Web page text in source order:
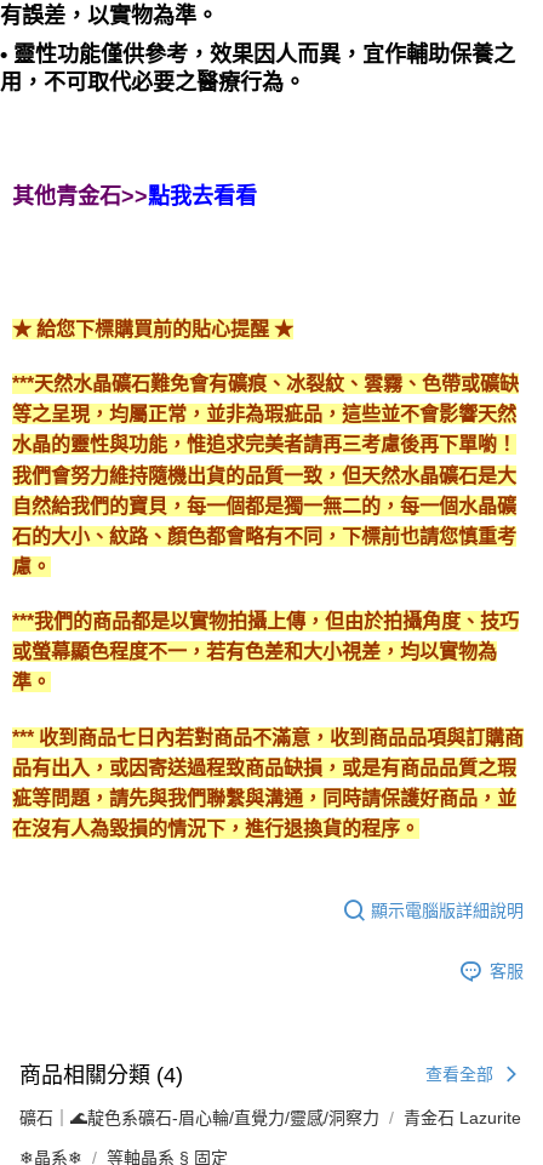
有誤差，以實物為準。
• 靈性功能僅供參考，效果因人而異，宜作輔助保養之
用，不可取代必要之醫療行為。
其他青金石>>點我去看看
★ 給您下標購買前的貼心提醒 ★
***天然水晶礦石難免會有礦痕、冰裂紋、雲霧、色帶或礦缺
等之呈現，均屬正常，並非為瑕疵品，這些並不會影響天然
水晶的靈性與功能，惟追求完美者請再三考慮後再下單喲！
我們會努力維持隨機出貨的品質一致，但天然水晶礦石是大
自然給我們的寶貝，每一個都是獨一無二的，每一個水晶礦
石的大小、紋路、顏色都會略有不同，下標前也請您慎重考
慮。
***我們的商品都是以實物拍攝上傳，但由於拍攝角度、技巧
或螢幕顯色程度不一，若有色差和大小視差，均以實物為
準。
*** 收到商品七日內若對商品不滿意，收到商品品項與訂購商
品有出入，或因寄送過程致商品缺損，或是有商品品質之瑕
疵等問題，請先與我們聯繫與溝通，同時請保護好商品，並
在沒有人為毀損的情況下，進行退換貨的程序。
顯示電腦版詳細說明
客服
商品相關分類 (4) 查看全部
礦石｜🌊靛色系礦石-眉心輪/直覺力/靈感/洞察力 青金石 Lazurite
❄晶系❄ 等軸晶系 § 固定